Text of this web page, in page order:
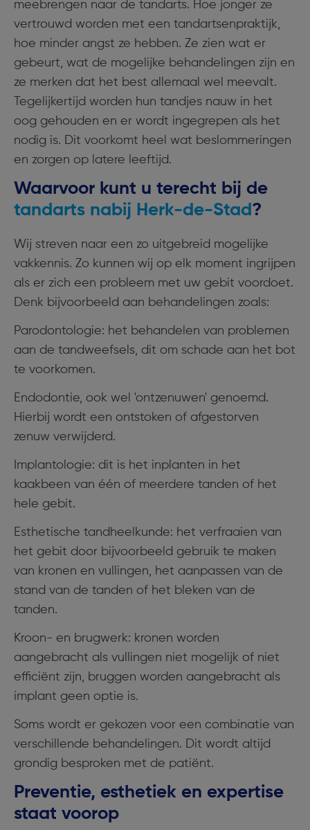
meebrengen naar de tandarts. Hoe jonger ze
vertrouwd worden met een tandartsenpraktijk,
hoe minder angst ze hebben. Ze zien wat er
gebeurt, wat de mogelijke behandelingen zijn en
ze merken dat het best allemaal wel meevalt.
Tegelijkertijd worden hun tandjes nauw in het
oog gehouden en er wordt ingegrepen als het
nodig is. Dit voorkomt heel wat beslommeringen
en zorgen op latere leeftijd.
Waarvoor kunt u terecht bij de
tandarts nabij Herk-de-Stad?
Wij streven naar een zo uitgebreid mogelijke
vakkennis. Zo kunnen wij op elk moment ingrijpen
als er zich een probleem met uw gebit voordoet.
Denk bijvoorbeeld aan behandelingen zoals:
Parodontologie: het behandelen van problemen
aan de tandweefsels, dit om schade aan het bot
te voorkomen.
Endodontie, ook wel 'ontzenuwen' genoemd.
Hierbij wordt een ontstoken of afgestorven
zenuw verwijderd.
Implantologie: dit is het inplanten in het
kaakbeen van één of meerdere tanden of het
hele gebit.
Esthetische tandheelkunde: het verfraaien van
het gebit door bijvoorbeeld gebruik te maken
van kronen en vullingen, het aanpassen van de
stand van de tanden of het bleken van de
tanden.
Kroon- en brugwerk: kronen worden
aangebracht als vullingen niet mogelijk of niet
efficiënt zijn, bruggen worden aangebracht als
implant geen optie is.
Soms wordt er gekozen voor een combinatie van
verschillende behandelingen. Dit wordt altijd
grondig besproken met de patiënt.
Preventie, esthetiek en expertise
staat voorop